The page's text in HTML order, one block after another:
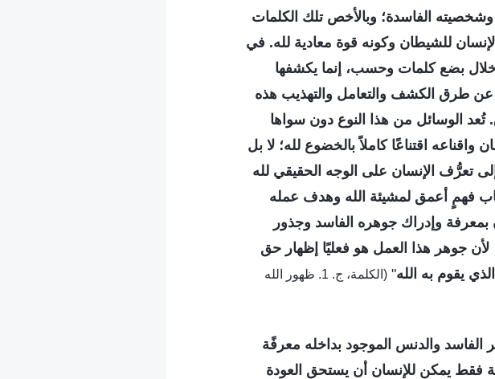
الفاسدة؛ وبالأخص تلك الكلمات
للشيطان وكونه قوة معادية لله. في
خلال بضع كلمات وحسب، إنما يكشفها
عن طرق الكشف والتعامل والتهذيب هذه
تُعد الوسائل من هذا النوع دون سواها
اقتناعًا كاملاً بالخضوع لله؛ لا بل
تعرُّف الإنسان على الوجه الحقيقي لله
فهمٍ أعمق لمشيئة الله وهدف عمله
وإدراك جوهره الفاسد وجذور
جوهر هذا العمل هو فعليًا إظهار حق
يقوم به الله"
(الكلمة، ج. 1. ظهور الله
الفاسد والدنس الموجود بداخله معرفًة
فقط يمكن للإنسان أن يستحق العودة